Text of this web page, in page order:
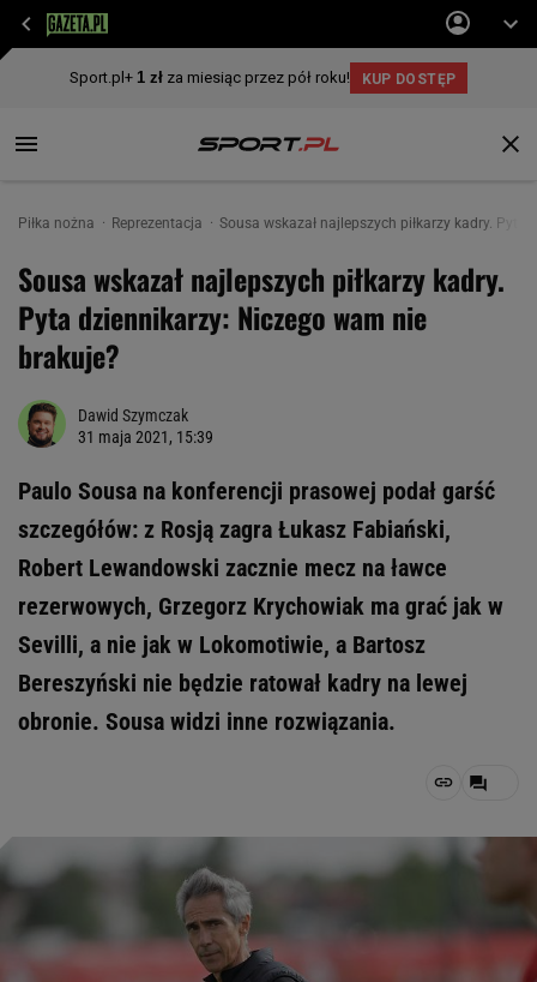
Piłka nożna Reprezentacja Sousa wskazał najlepszych piłkarzy kadry.
Sousa wskazał najlepszych piłkarzy kadry.
Pyta dziennikarzy: Niczego wam nie
brakuje?
Dawid Szymczak
31 maja 2021, 15:39
Paulo Sousa na konferencji prasowej podał garść
szczegółów: z Rosją zagra Łukasz Fabiański,
Robert Lewandowski zacznie mecz na ławce
rezerwowych, Grzegorz Krychowiak ma grać jak w
Sevilli, a nie jak w Lokomotiwie, a Bartosz
Bereszyński nie będzie ratował kadry na lewej
obronie. Sousa widzi inne rozwiązania.